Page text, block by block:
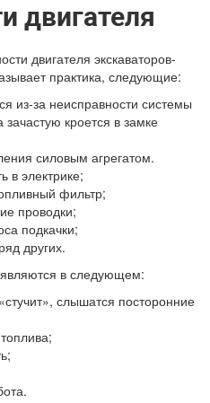
двигателя
двигателя экскаваторов-
практика, следующие:
из-за неисправности системы
кроется в замке
силовым агрегатом.
в электрике;
фильтр;
проводки;
подкачки;
других.
в следующем:
слышатся посторонние